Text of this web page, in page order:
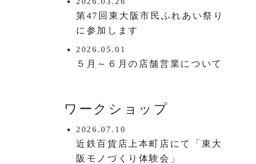
第47回東大阪市民ふれあい祭り
に参加します
2026.05.01
５月～６月の店舗営業について
ワークショップ
2026.07.10
近鉄百貨店上本町店にて「東大
阪モノづくり体験会」